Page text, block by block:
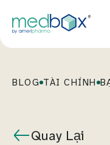
BLOG TÀI CHÍNH
Quay Lại